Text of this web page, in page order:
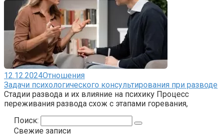
12.12.2024Отношения
Задачи психологического консультирования при разводе
Стадии развода и их влияние на психику Процесс
переживания развода схож с этапами горевания,
Поиск:
Свежие записи